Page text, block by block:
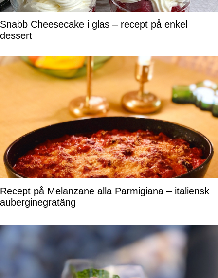
Snabb Cheesecake i glas – recept på enkel
dessert
Recept på Melanzane alla Parmigiana – italiensk
auberginegratäng